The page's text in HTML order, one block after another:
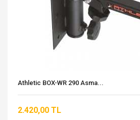
Athletic BOX-WR 290 Asma...
2.420,00 TL